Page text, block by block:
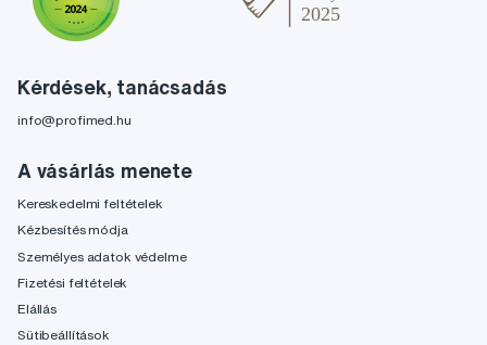
Kérdések, tanácsadás
info@profimed.hu
A vásárlás menete
Kereskedelmi feltételek
Kézbesítés módja
Személyes adatok védelme
Fizetési feltételek
Elállás
Sütibeállítások